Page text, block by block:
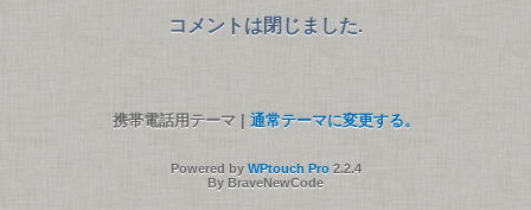
コメントは閉じました.
携帯電話用テーマ | 通常テーマに変更する。
Powered by WPtouch Pro2.2.4
By BraveNewCode